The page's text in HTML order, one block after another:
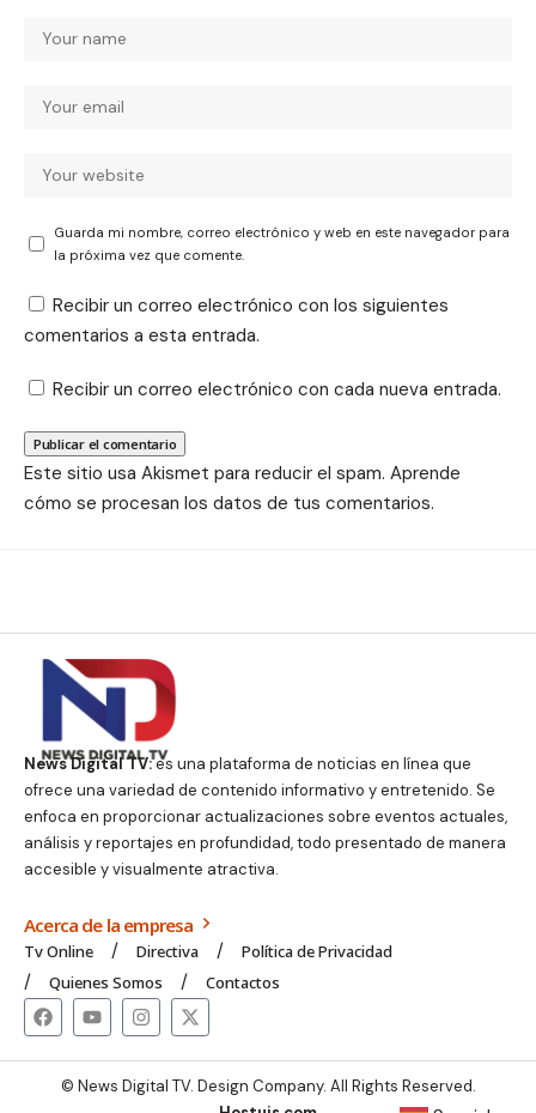
Guarda mi nombre, correo electrónico y web en este navegador para
la próxima vez que comente.
Recibir un correo electrónico con los siguientes
comentarios a esta entrada.
Recibir un correo electrónico con cada nueva entrada.
Este sitio usa Akismet para reducir el spam. Aprende
cómo se procesan los datos de tus comentarios.
News Digital TV:es una plataforma de noticias en línea que
ofrece una variedad de contenido informativo y entretenido. Se
enfoca en proporcionar actualizaciones sobre eventos actuales,
análisis y reportajes en profundidad, todo presentado de manera
accesible y visualmente atractiva.
Acerca de la empresa
Tv Online Directiva
Política de Privacidad
Quienes Somos
Contactos
© News Digital TV. Design Company. All Rights Reserved.